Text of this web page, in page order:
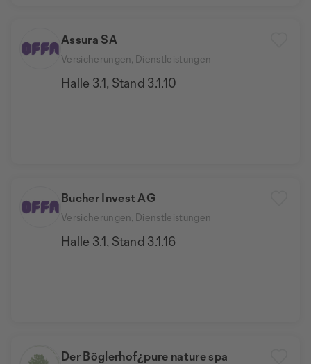
Assura SA
Versicherungen, Dienstleistungen
Halle 3.1, Stand 3.1.10
Bucher Invest AG
Versicherungen, Dienstleistungen
Halle 3.1, Stand 3.1.16
Der Böglerhof¿pure nature spa